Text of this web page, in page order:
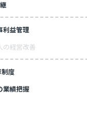
利益管理
の経営改善
制度
業績把握